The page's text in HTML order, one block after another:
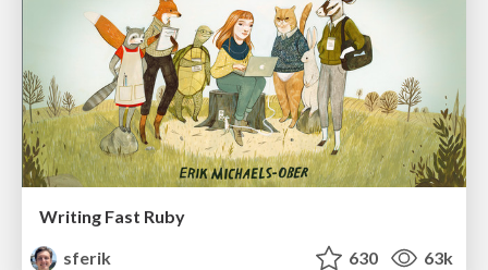
Writing Fast Ruby
sferik
630 63k